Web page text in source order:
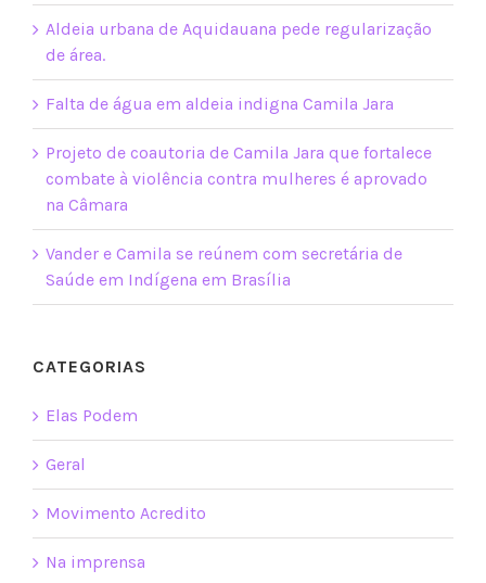
Aldeia urbana de Aquidauana pede regularização
de área.
Falta de água em aldeia indigna Camila Jara
Projeto de coautoria de Camila Jara que fortalece
combate à violência contra mulheres é aprovado
na Câmara
Vander e Camila se reúnem com secretária de
Saúde em Indígena em Brasília
CATEGORIAS
Elas Podem
Geral
Movimento Acredito
Na imprensa